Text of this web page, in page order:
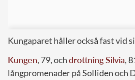
Kungaparet håller också fast vid
Kungen, 79, ochdrottning Silvia,
långpromenader på Solliden och